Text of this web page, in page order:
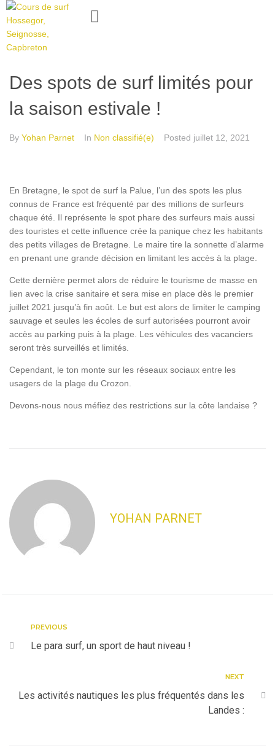
Des spots de surf limités pour
la saison estivale !
By Yohan Parnet In Non classifié(e) Posted juillet 12, 2021
En Bretagne, le spot de surf la Palue, l’un des spots les plus
connus de France est fréquenté par des millions de surfeurs
chaque été. Il représente le spot phare des surfeurs mais aussi
des touristes et cette influence crée la panique chez les habitants
des petits villages de Bretagne. Le maire tire la sonnette d’alarme
en prenant une grande décision en limitant les accès à la plage.
Cette dernière permet alors de réduire le tourisme de masse en
lien avec la crise sanitaire et sera mise en place dès le premier
juillet 2021 jusqu’à fin août. Le but est alors de limiter le camping
sauvage et seules les écoles de surf autorisées pourront avoir
accès au parking puis à la plage. Les véhicules des vacanciers
seront très surveillés et limités.
Cependant, le ton monte sur les réseaux sociaux entre les
usagers de la plage du Crozon.
Devons-nous nous méfiez des restrictions sur la côte landaise ?
YOHAN PARNET
PREVIOUS
Le para surf, un sport de haut niveau !
NEXT
Les activités nautiques les plus fréquentés dans les
Landes :